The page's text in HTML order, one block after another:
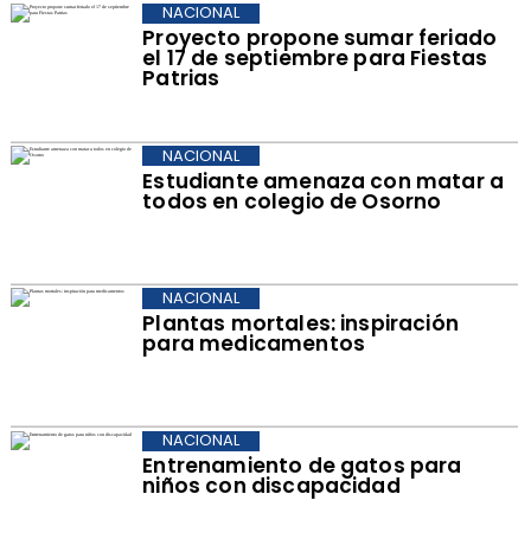
Proyecto propone sumar feriado
el 17 de septiembre para Fiestas
Patrias
NACIONAL
Estudiante amenaza con matar a
todos en colegio de Osorno
NACIONAL
Plantas mortales: inspiración
para medicamentos
NACIONAL
Entrenamiento de gatos para
niños con discapacidad
NACIONAL